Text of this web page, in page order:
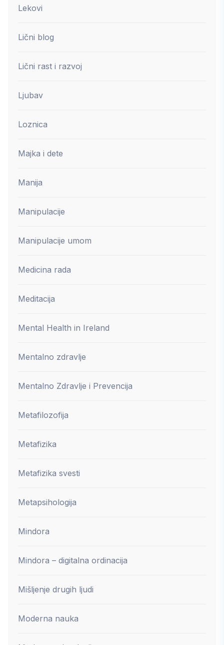
Lekovi
Lični blog
Lični rast i razvoj
Ljubav
Loznica
Majka i dete
Manija
Manipulacije
Manipulacije umom
Medicina rada
Meditacija
Mental Health in Ireland
Mentalno zdravlje
Mentalno Zdravlje i Prevencija
Metafilozofija
Metafizika
Metafizika svesti
Metapsihologija
Mindora
Mindora – digitalna ordinacija
Mišljenje drugih ljudi
Moderna nauka